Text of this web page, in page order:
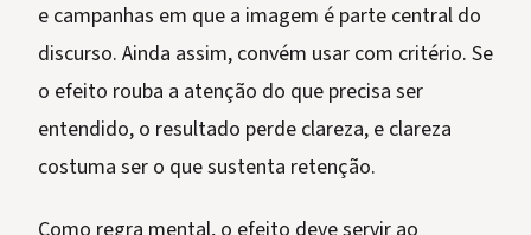
e campanhas em que a imagem é parte central do
discurso. Ainda assim, convém usar com critério. Se
o efeito rouba a atenção do que precisa ser
entendido, o resultado perde clareza, e clareza
costuma ser o que sustenta retenção.